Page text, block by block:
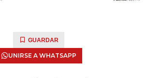
GUARDAR
UNIRSE A WHATSAPP